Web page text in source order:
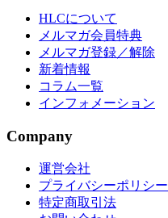
HLCについて
メルマガ会員特典
メルマガ登録／解除
新着情報
コラム一覧
インフォメーション
Company
運営会社
プライバシーポリシー
特定商取引法